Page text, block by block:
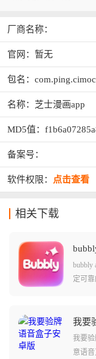
厂商名称：
官网：暂无
包名：com.ping.cimoc
名称：芝士漫画app
MD5值：
备案号：
软件权限： 点击查看
相关下载
bubbly
定可
他ai聊
从不
户们
我要
我要
意语